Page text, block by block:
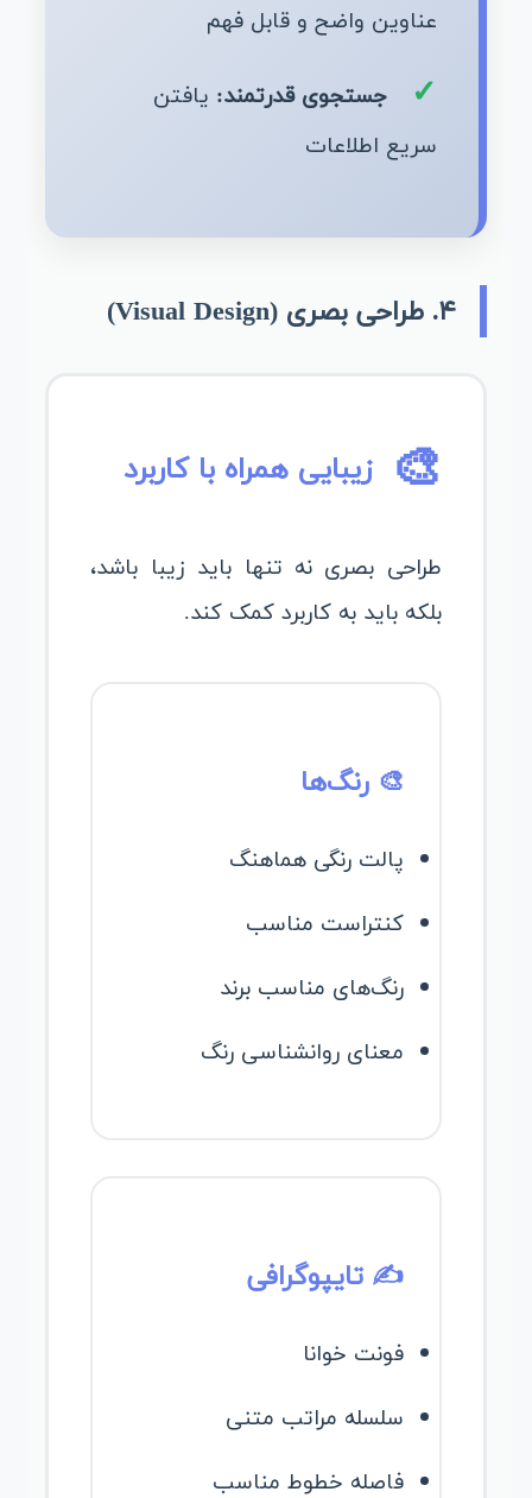
عناوین واضح و قابل فهم
جستجوی قدرتمند: یافتن
سریع اطلاعات
۴. طراحی بصری (Visual Design)
🎨 زیبایی همراه با کاربرد
طراحی بصری نه تنها باید زیبا باشد،
بلکه باید به کاربرد کمک کند.
🎨 رنگ‌ها
پالت رنگی هماهنگ
کنتراست مناسب
رنگ‌های مناسب برند
معنای روانشناسی رنگ
✍️ تایپوگرافی
فونت خوانا
سلسله مراتب متنی
فاصله خطوط مناسب